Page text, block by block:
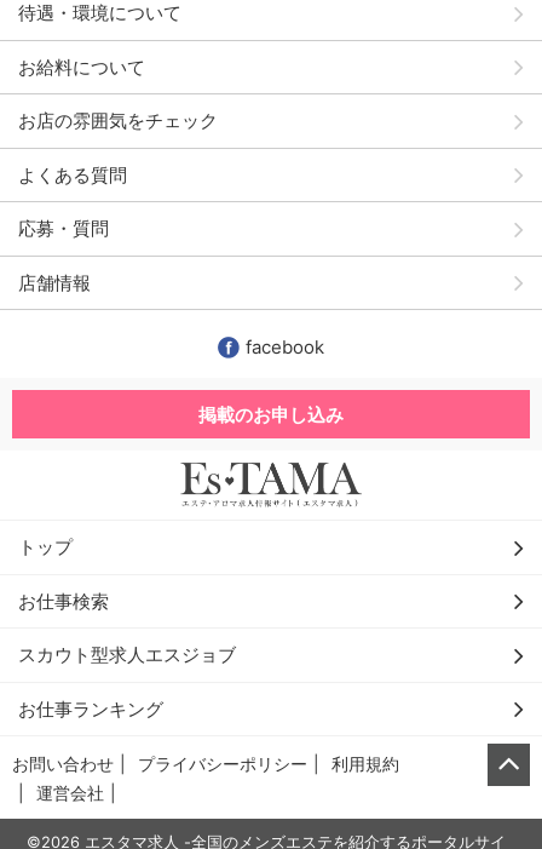
待遇・環境について
お給料について
お店の雰囲気をチェック
よくある質問
応募・質問
店舗情報
facebook
掲載のお申し込み
トップ
お仕事検索
スカウト型求人エスジョブ
お仕事ランキング
お問い合わせ プライバシーポリシー
利用規約
運営会社
©2026 エスタマ求人 -全国のメンズエステを紹介するポータルサイ